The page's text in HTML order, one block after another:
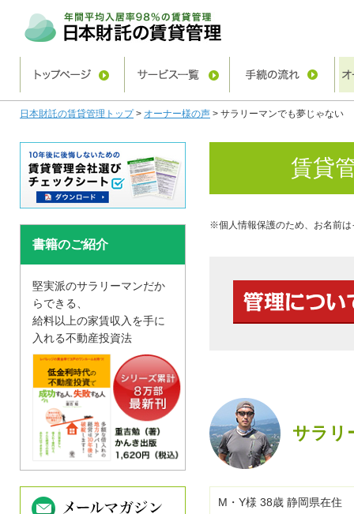
日本財託の賃貸管理トップ> オーナー様の声 > サラリーマンでも夢じゃない
賃貸
※個人情報保護のため、お名前
サラリ
M・Y様 38歳 静岡県在住
書籍のご紹介
堅実派のサラリーマンだか
らできる、
給料以上の家賃収入を手に
入れる不動産投資法